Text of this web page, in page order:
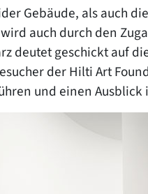
Gebäude, als auch
auch durch den
deutet geschickt auf
der Hilti Art
und einen